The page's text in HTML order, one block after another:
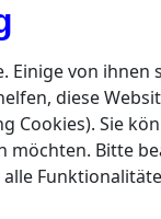
Einige von ihnen
diese
Cookies). Sie
möchten. Bitte